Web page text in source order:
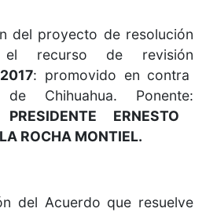
proyecto de resolución
el recurso de revisión
: promovido en contra
Chihuahua. Ponente:
ERNESTO
ROCHA MONTIEL.
Acuerdo que resuelve